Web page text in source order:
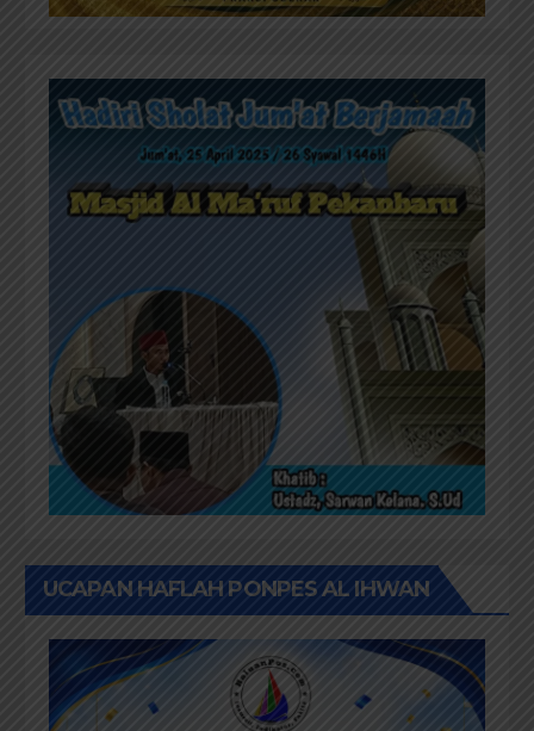
UCAPAN HAFLAH PONPES AL IHWAN